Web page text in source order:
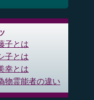
子とは
子とは
幸とは
物霊能者の違い